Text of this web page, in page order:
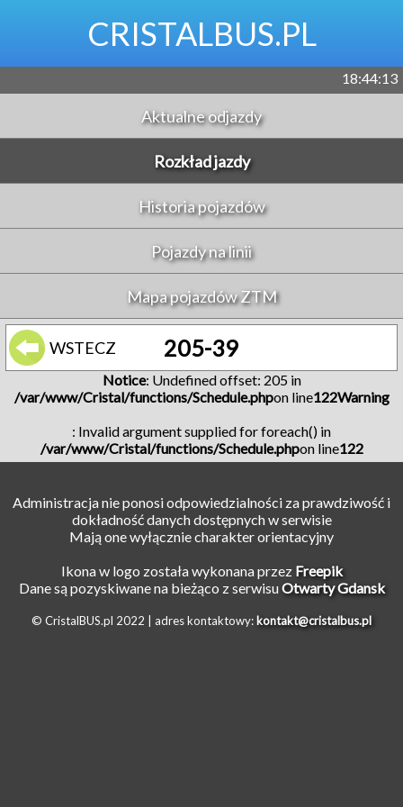
CRISTALBUS.PL
18:44:13
Aktualne odjazdy
Rozkład jazdy
Historia pojazdów
Pojazdy na linii
Mapa pojazdów ZTM
WSTECZ 205-39
Notice: Undefined offset: 205 in
/var/www/Cristal/functions/Schedule.phpon line122Warning
: Invalid argument supplied for foreach() in
/var/www/Cristal/functions/Schedule.phpon line122
Administracja nie ponosi odpowiedzialności za prawdziwość i
dokładność danych dostępnych w serwisie
Mają one wyłącznie charakter orientacyjny
Ikona w logo została wykonana przez Freepik
Dane są pozyskiwane na bieżąco z serwisuOtwarty Gdansk
© CristalBUS.pl 2022 | adres kontaktowy: kontakt@cristalbus.pl